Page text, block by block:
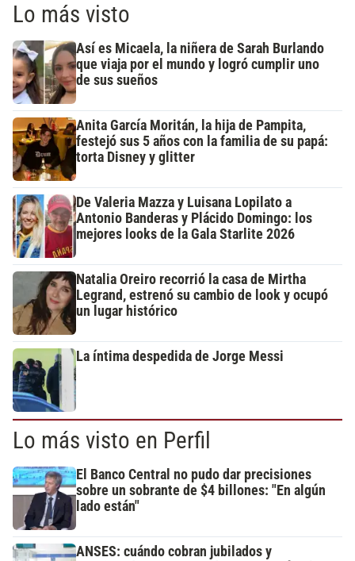
Lo más visto
Así es Micaela, la niñera de Sarah Burlando
que viaja por el mundo y logró cumplir uno
de sus sueños
Anita García Moritán, la hija de Pampita,
festejó sus 5 años con la familia de su papá:
torta Disney y glitter
De Valeria Mazza y Luisana Lopilato a
Antonio Banderas y Plácido Domingo: los
mejores looks de la Gala Starlite 2026
Natalia Oreiro recorrió la casa de Mirtha
Legrand, estrenó su cambio de look y ocupó
un lugar histórico
La íntima despedida de Jorge Messi
Lo más visto en Perfil
El Banco Central no pudo dar precisiones
sobre un sobrante de $4 billones: "En algún
lado están"
ANSES: cuándo cobran jubilados y